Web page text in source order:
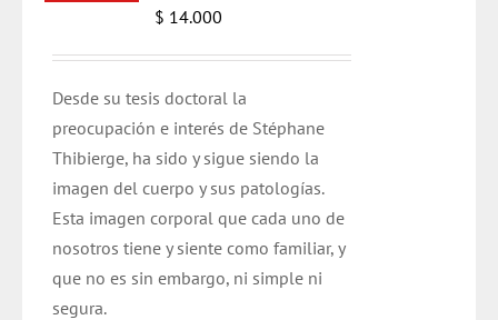
$ 14.000
Desde su tesis doctoral la
preocupación e interés de Stéphane
Thibierge, ha sido y sigue siendo la
imagen del cuerpo y sus patologías.
Esta imagen corporal que cada uno de
nosotros tiene y siente como familiar, y
que no es sin embargo, ni simple ni
segura.